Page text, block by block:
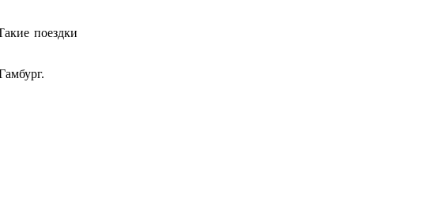
поездки